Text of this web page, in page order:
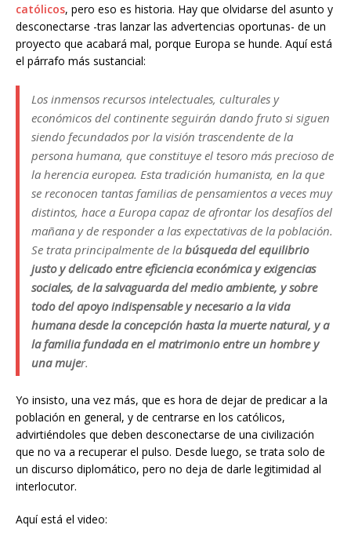
católicos, pero eso es historia. Hay que olvidarse del asunto y
desconectarse -tras lanzar las advertencias oportunas- de un
proyecto que acabará mal, porque Europa se hunde. Aquí está
el párrafo más sustancial:
Los inmensos recursos intelectuales, culturales y
económicos del continente seguirán dando fruto si siguen
siendo fecundados por la visión trascendente de la
persona humana, que constituye el tesoro más precioso de
la herencia europea. Esta tradición humanista, en la que
se reconocen tantas familias de pensamientos a veces muy
distintos, hace a Europa capaz de afrontar los desafíos del
mañana y de responder a las expectativas de la población.
Se trata principalmente de la búsqueda del equilibrio
justo y delicado entre eficiencia económica y exigencias
sociales, de la salvaguarda del medio ambiente, y sobre
todo del apoyo indispensable y necesario a la vida
humana desde la concepción hasta la muerte natural, y a
la familia fundada en el matrimonio entre un hombre y
una mujer.
Yo insisto, una vez más, que es hora de dejar de predicar a la
población en general, y de centrarse en los católicos,
advirtiéndoles que deben desconectarse de una civilización
que no va a recuperar el pulso. Desde luego, se trata solo de
un discurso diplomático, pero no deja de darle legitimidad al
interlocutor.
Aquí está el video: